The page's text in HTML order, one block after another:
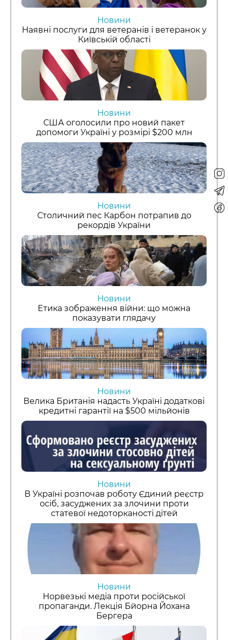
Новини
Наявні послуги для ветеранів і ветеранок у
Київській області
Новини
США оголосили про новий пакет
допомоги Україні у розмірі $200 млн
Новини
Столичний пес Карбон потрапив до
рекордів України
Новини
Етика зображення війни: що можна
показувати глядачу
Новини
Велика Британія надасть Україні додаткові
кредитні гарантії на $500 мільйонів
Новини
В Україні розпочав роботу Єдиний реєстр
осіб, засуджених за злочини проти
статевої недоторканості дітей
Новини
Норвезькі медіа проти російської
пропаганди. Лекція Бйорна Йохана
Бергера